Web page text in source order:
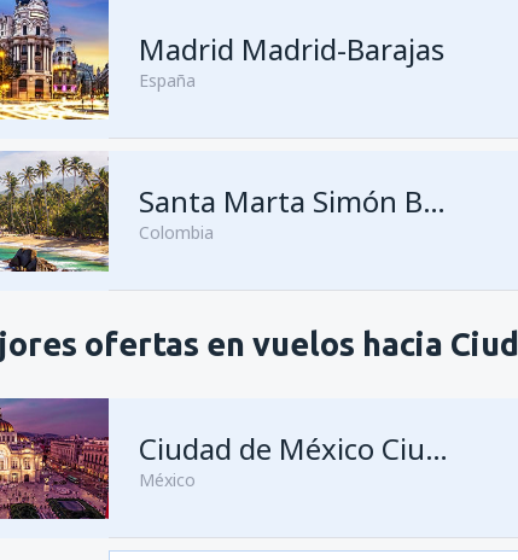
Madrid Madrid-Barajas
España
Santa Marta Simón Bolívar
Colombia
ofertas en vuelos hacia
Ciudad de México Ciudad de México Benito Juárez
México